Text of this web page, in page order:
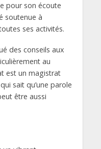
pour son écoute
soutenue à
ses activités.
des conseils aux
au
est un magistrat
sait qu’une parole
être aussi